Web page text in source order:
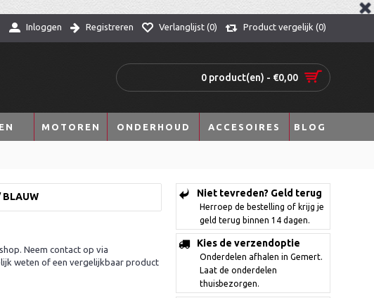
Inloggen Registreren Verlanglijst (0) Product vergelijk (0)
0 product(en) - €0,00
MOTOREN ONDERHOUD ACCESOIRES BLOG
Niet tevreden? Geld terug
Herroep de bestelling of krijg je
geld terug binnen 14 dagen.
Kies de verzendoptie
Onderdelen afhalen in Gemert.
Laat de onderdelen
thuisbezorgen.
BLAUW
Neem contact op via
weten of een vergelijkbaar product